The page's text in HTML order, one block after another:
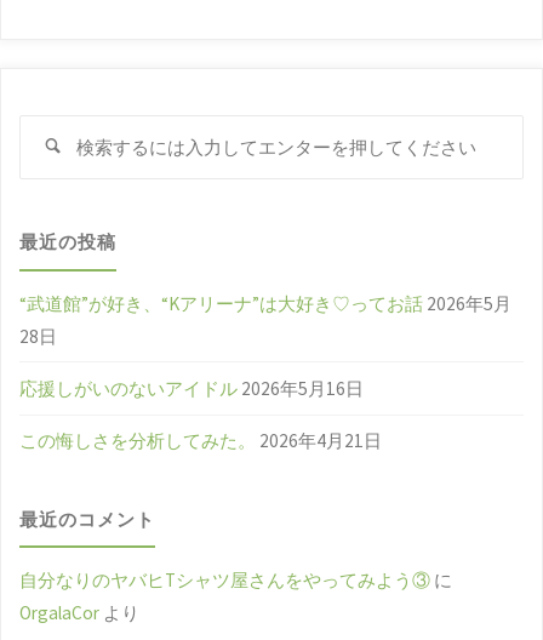
検
最近の投稿
“武道館”が好き、“Kアリーナ”は大好き♡ってお話 2026年5月
28日
応援しがいのないアイドル 2026年5月16日
この悔しさを分析してみた。 2026年4月21日
最近のコメント
自分なりのヤバヒTシャツ屋さんをやってみよう③ に
OrgalaCor より